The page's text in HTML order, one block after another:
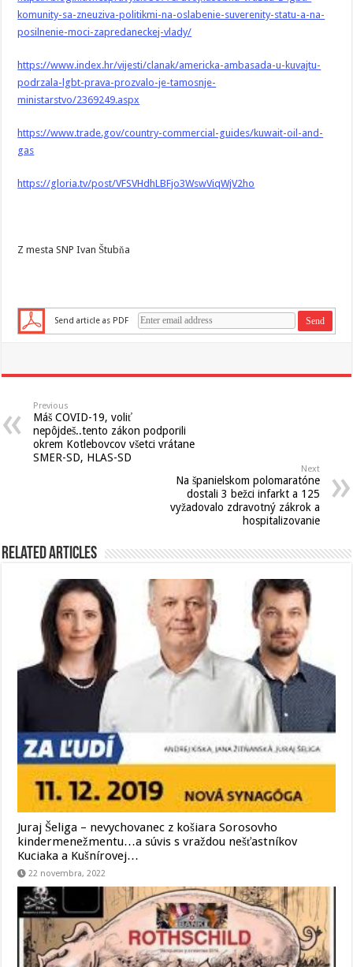
komunity-sa-zneuziva-politikmi-na-oslabenie-suverenity-statu-a-na-
posilnenie-moci-zapredaneckej-vlady/
https://www.index.hr/vijesti/clanak/americka-ambasada-u-kuvajtu-
podrzala-lgbt-prava-prozvalo-je-tamosnje-
ministarstvo/2369249.aspx
https://www.trade.gov/country-commercial-guides/kuwait-oil-and-
gas
https://gloria.tv/post/VFSVHdhLBFjo3WswViqWjV2ho
Z mesta SNP Ivan Štubňa
Send article as PDF
Previous
Máš COVID-19, voliť
nepôjdeš..tento zákon podporili
okrem Kotlebovcov všetci vrátane
SMER-SD, HLAS-SD
Next
Na španielskom polomaratóne
dostali 3 bežci infarkt a 125
vyžadovalo zdravotný zákrok a
hospitalizovanie
Related Articles
Juraj Šeliga – nevychovanec z košiara Sorosovho
kindermenežmentu…a súvis s vraždou nešťastníkov
Kuciaka a Kušnírovej…
22 novembra, 2022